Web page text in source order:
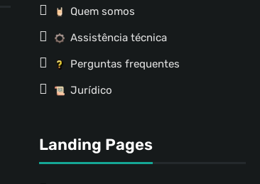
Quem somos
Assistência técnica
Perguntas frequentes
Jurídico
Landing Pages